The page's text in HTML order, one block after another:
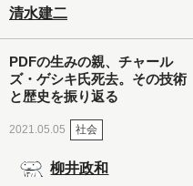
清水建二
PDFの生みの親、チャール
ズ・ゲシキ氏死去。その技術
と歴史を振り返る
2021.05.05 社会
柳井政和